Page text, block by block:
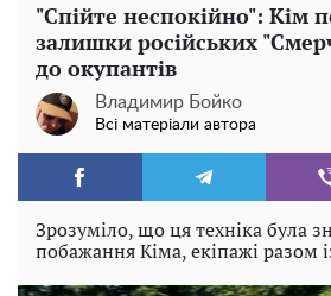
"Спійте неспокійно": Кім
залишки російських
до окупантів
Владимир Бойко
Всі матеріали автора
Зрозуміло, що ця техніка була
побажання Кіма, екіпажі разом